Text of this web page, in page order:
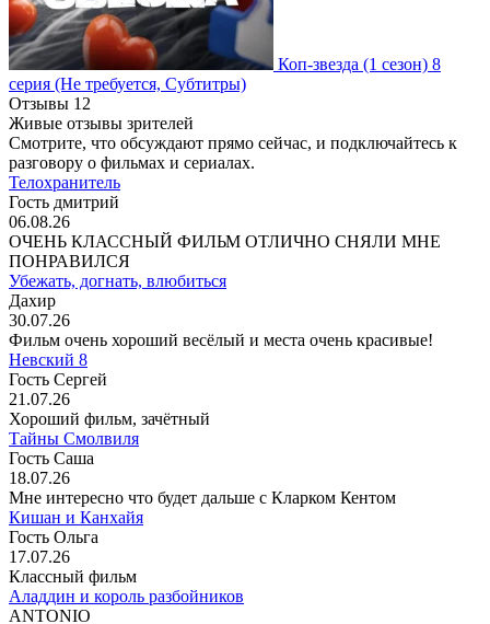
Коп-звезда (1 сезон) 8
серия (Не требуется, Субтитры)
Отзывы 12
Живые отзывы зрителей
Смотрите, что обсуждают прямо сейчас, и подключайтесь к
разговору о фильмах и сериалах.
Телохранитель
Гость дмитрий
06.08.26
ОЧЕНЬ КЛАССНЫЙ ФИЛЬМ ОТЛИЧНО СНЯЛИ МНЕ
ПОНРАВИЛСЯ
Убежать, догнать, влюбиться
Дахир
30.07.26
Фильм очень хороший весёлый и места очень красивые!
Невский 8
Гость Сергей
21.07.26
Хороший фильм, зачётный
Тайны Смолвиля
Гость Саша
18.07.26
Мне интересно что будет дальше с Кларком Кентом
Кишан и Канхайя
Гость Ольга
17.07.26
Классный фильм
Аладдин и король разбойников
ANTONIO